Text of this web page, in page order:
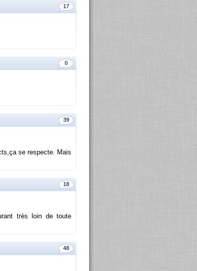
17
0
39
se res­pecte. Mais
18
très loin de toute
48